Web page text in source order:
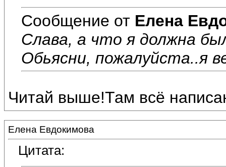
Сообщение от Елена
Слава, а что я должна
Обьясни, пожалуйста..я
Читай выше!Там всё
Елена Евдокимова
Цитата: